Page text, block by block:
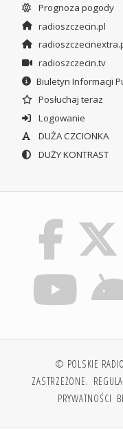
Prognoza pogody
radioszczecin.pl
radioszczecin.tv
Biuletyn Informacji
Posłuchaj teraz
Logowanie
DUŻA CZCIONKA
DUŻY KONTRAST
© POLSKIE
ZASTRZEŻONE.
PRYWATNOŚCI